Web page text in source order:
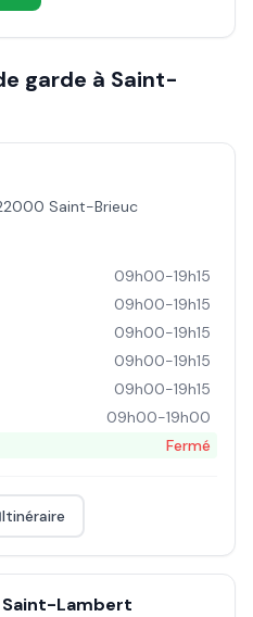
garde à Saint-
Saint-Brieuc
09h00-19h15
09h00-19h15
09h00-19h15
09h00-19h15
09h00-19h15
09h00-19h00
Fermé
Itinéraire
Saint-Lambert